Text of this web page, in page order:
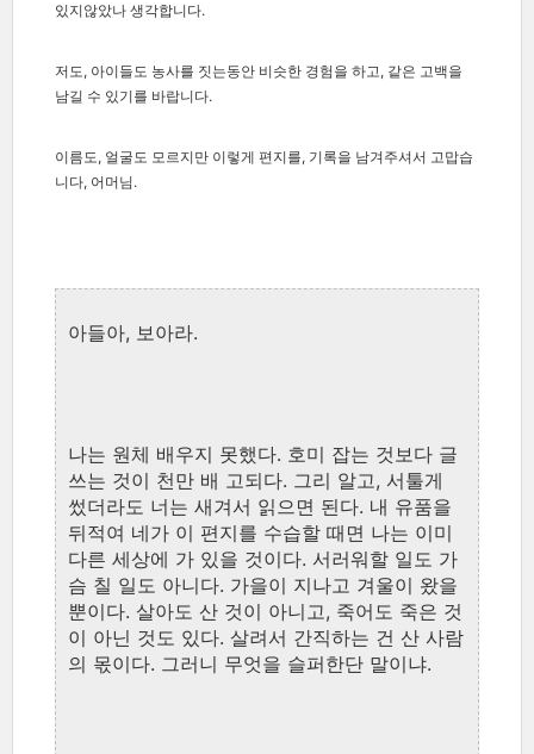
있지않았나 생각합니다.
저도, 아이들도 농사를 짓는동안 비슷한 경험을 하고, 같은 고백을
남길 수 있기를 바랍니다.
이름도, 얼굴도 모르지만 이렇게 편지를, 기록을 남겨주셔서 고맙습
니다, 어머님.
아들아, 보아라.
나는 원체 배우지 못했다. 호미 잡는 것보다 글
쓰는 것이 천만 배 고되다. 그리 알고, 서툴게
썼더라도 너는 새겨서 읽으면 된다. 내 유품을
뒤적여 네가 이 편지를 수습할 때면 나는 이미
다른 세상에 가 있을 것이다. 서러워할 일도 가
슴 칠 일도 아니다. 가을이 지나고 겨울이 왔을
뿐이다. 살아도 산 것이 아니고, 죽어도 죽은 것
이 아닌 것도 있다. 살려서 간직하는 건 산 사람
의 몫이다. 그러니 무엇을 슬퍼한단 말이냐.